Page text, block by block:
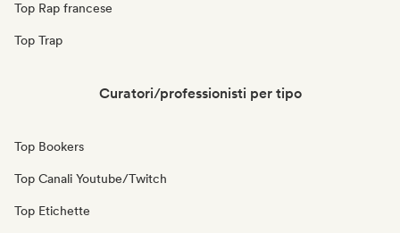
Top Rap francese
Top Trap
Curatori/professionisti per tipo
Top Bookers
Top Canali Youtube/Twitch
Top Etichette